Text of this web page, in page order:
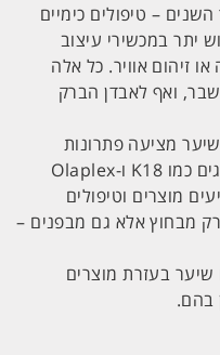
– טיפולים כימיים
יתר במכשירי עיצוב
זיהום אוויר. כל אלה
שבר, ואף לאבדן הברק
מציעה פתרונות
מתקדמים לשיקום שיער פגום. מותגים כמו K18 ו-Olaplex
מוצרים וטיפולים
מבחוץ אלא גם מבפנים –
שיער בעזרת מוצרים
בהם.